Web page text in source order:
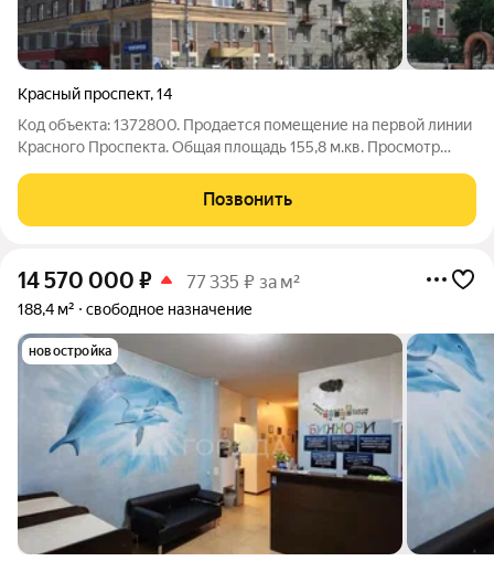
Красный проспект,14
Код объекта: 1372800. Продается помещение на первой линии
Красного Проспекта. Общая площадь 155,8 м.кв. Просмотр
интересы собственника и арендатора. Цокольный этаж с
окнами, два отдельных входа.
Позвонить
14 570 000 ₽ 77 335 ₽ за м²
188,4 м² свободное назначение
новостройка